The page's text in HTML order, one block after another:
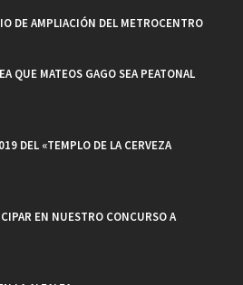
DE AMPLIACIÓN DEL METROCENTRO
QUE MATEOS GAGO SEA PEATONAL
DEL «TEMPLO DE LA CERVEZA
EN NUESTRO CONCURSO A